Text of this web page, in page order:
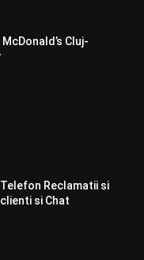
Cluj-
Reclamatii si
si Chat